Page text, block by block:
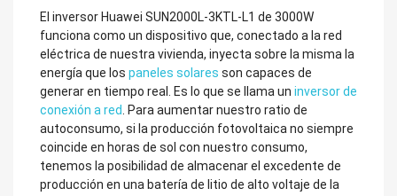
El inversor Huawei SUN2000L-3KTL-L1 de 3000W
funciona como un dispositivo que, conectado a la red
eléctrica de nuestra vivienda, inyecta sobre la misma la
energía que los paneles solares son capaces de
generar en tiempo real. Es lo que se llama un inversor de
conexión a red
. Para aumentar nuestro ratio de
autoconsumo, si la producción fotovoltaica no siempre
coincide en horas de sol con nuestro consumo,
tenemos la posibilidad de almacenar el excedente de
producción en una batería de litio de alto voltaje de la